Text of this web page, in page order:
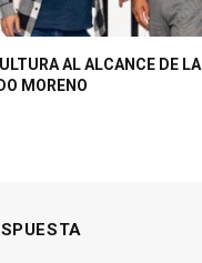
AL ALCANCE DE LA
MORENO